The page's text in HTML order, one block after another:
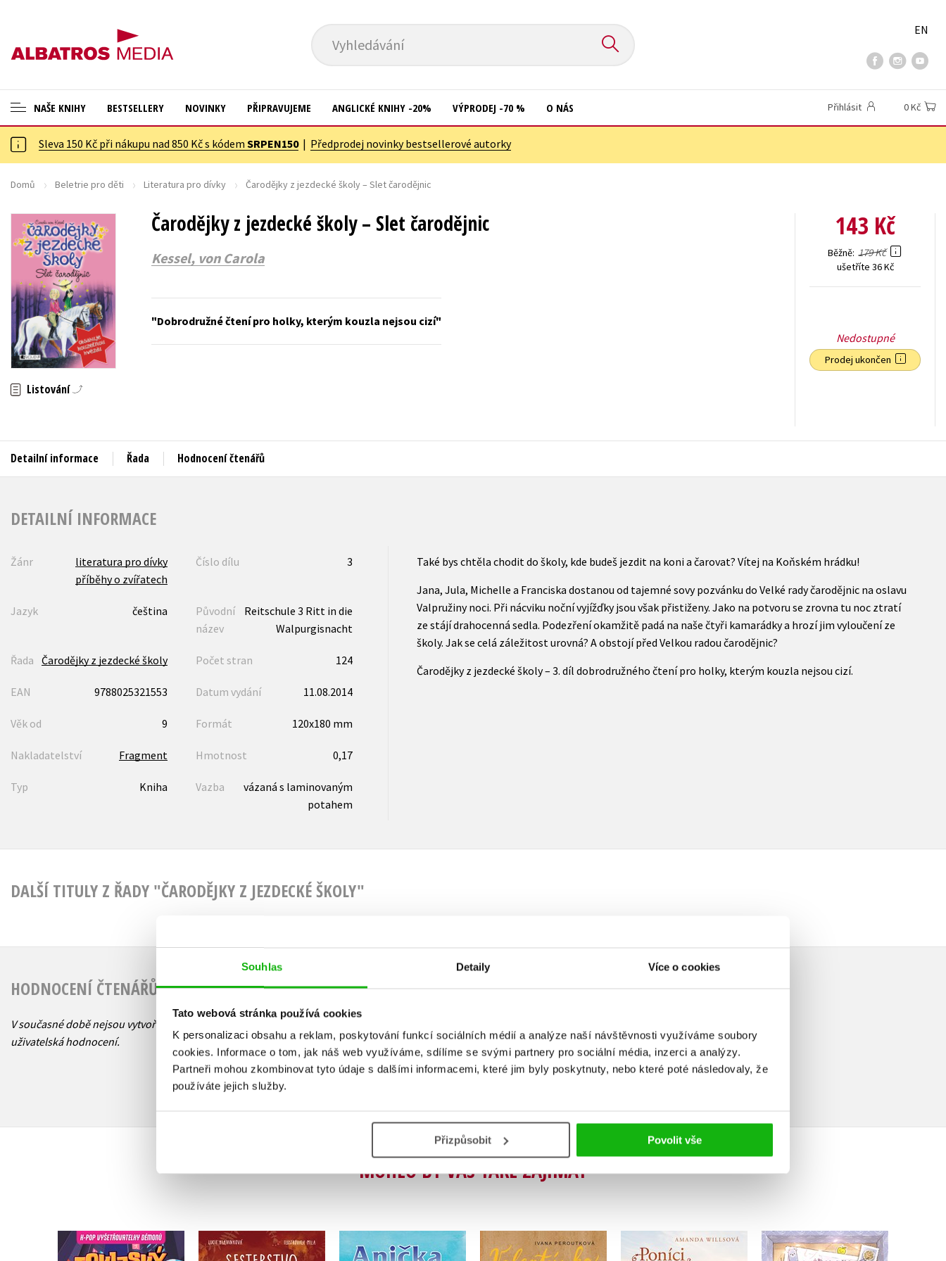
Souhlas Detaily Více o cookies
Tato webová stránka používá cookies
K personalizaci obsahu a reklam, poskytování funkcí sociálních médií a analýze naší návštěvnosti využíváme soubory
cookies. Informace o tom, jak náš web využíváme, sdílíme se svými partnery pro sociální média, inzerci a analýzy.
Partneři mohou zkombinovat tyto údaje s dalšími informacemi, které jim byly poskytnuty, nebo které poté následovaly, že
používáte jejich služby.
Přizpůsobit Povolit vše
Vyhledávání
EN
NAŠE KNIHY
ANGLICKÉ KNIHY -20 %
VÝPRODEJ -70 %
ASTERIX S DÁRKEM
🎁DÁRKOVÉ PUBLIKACE
✉️ DÁRKOVÉ POUKAZY
Auto - moto
Beletrie pro děti
Cestování
Dárkové publikace
Digitální fotografie
Esoterika a duchovní svět
Hobby
Kuchařky
New Adult
Populárně - naučná pro dospělé
Populárně - naučné pro děti
BESTSELLERY NOVINKY PŘIPRAVUJEME ANGLICKÉ KNIHY -20% VÝPRODEJ -70 % O NÁS Přihlásit 0 Kč
Sleva 150 Kč při nákupu nad 850 Kč s kódem SRPEN150| Předprodej novinky bestsellerové autorky
Domů Beletrie pro děti Literatura pro dívky Čarodějky z jezdecké školy – Slet čarodějnic
Čarodějky z jezdecké školy – Slet čarodějnic
Kessel, von Carola
Listování
Dobrodružné čtení pro holky, kterým kouzla nejsou cizí
143 Kč
Běžně 179 Kč
ušetříte 36 Kč
Nedostupné
Prodej ukončen
Detailní informace Řada Hodnocení čtenářů
DETAILNÍ INFORMACE
Žánr
literatura pro dívky
příběhy o zvířatech
Číslo dílu 3
Jazyk čeština
Původní
název
Reitschule 3 Ritt in die
Walpurgisnacht
Řada Čarodějky z jezdecké školy Počet stran 124
EAN 9788025321553 Datum vydání 11.08.2014
Věk od 9 Formát 120x180 mm
Nakladatelství Fragment Hmotnost 0,17
Typ Kniha Vazba
vázaná s laminovaným
potahem
Také bys chtěla chodit do školy, kde budeš jezdit na koni a čarovat? Vítej na Koňském hrádku!
Jana, Jula, Michelle a Franciska dostanou od tajemné sovy pozvánku do Velké rady čarodějnic na oslavu
Valpružiny noci. Při nácviku noční vyjížďky jsou však přistiženy. Jako na potvoru se zrovna tu noc ztratí
ze stájí drahocenná sedla. Podezření okamžitě padá na naše čtyři kamarádky a hrozí jim vyloučení ze
školy. Jak se celá záležitost urovná? A obstojí před Velkou radou čarodějnic?
Čarodějky z jezdecké školy – 3. díl dobrodružného čtení pro holky, kterým kouzla nejsou cizí.
DALŠÍ TITULY Z ŘADY "ČARODĚJKY Z JEZDECKÉ ŠKOLY"
HODNOCENÍ ČTENÁŘŮ
V současné době nejsou vytvořena žádná
uživatelská hodnocení.
Uživatelskou recenzi mohou vkládat pouze registrovaní uživatelé
MOHLO BY VÁS TAKÉ ZAJÍMAT
K-Pop Vyšetřovatelky
Sesterstvo a kouzelná
Valentýnka a daleké
Poníci od stříbrné řeky
Navždy s láskou Lara